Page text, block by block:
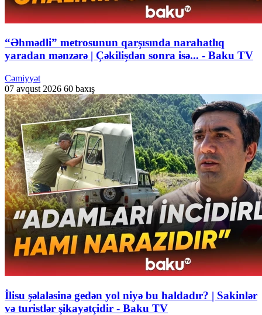
“Əhmədli” metrosunun qarşısında narahatlıq
yaradan mənzərə | Çəkilişdən sonra isə... - Baku TV
Cəmiyyət
07 avqust 2026 60 baxış
İlisu şəlaləsinə gedən yol niyə bu haldadır? | Sakinlər
və turistlər şikayətçidir - Baku TV